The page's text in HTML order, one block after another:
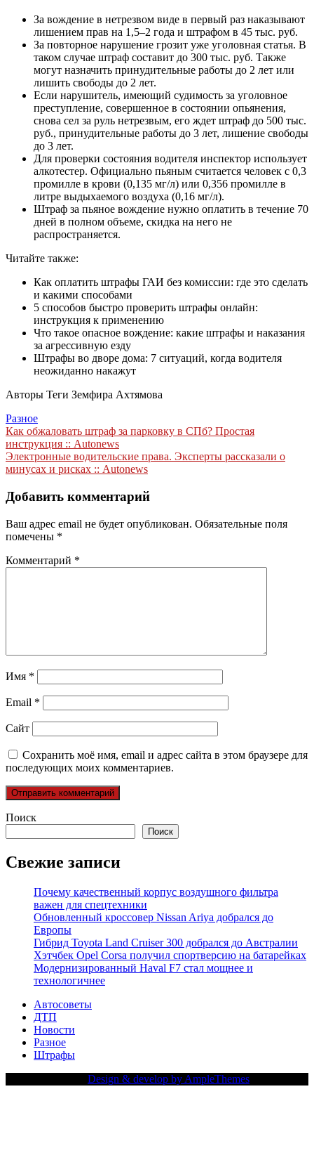
За вождение в нетрезвом виде в первый раз наказывают
лишением прав на 1,5–2 года и штрафом в 45 тыс. руб.
За повторное нарушение грозит уже уголовная статья. В
таком случае штраф составит до 300 тыс. руб. Также
могут назначить принудительные работы до 2 лет или
лишить свободы до 2 лет.
Если нарушитель, имеющий судимость за уголовное
преступление, совершенное в состоянии опьянения,
снова сел за руль нетрезвым, его ждет штраф до 500 тыс.
руб., принудительные работы до 3 лет, лишение свободы
до 3 лет.
Для проверки состояния водителя инспектор использует
алкотестер. Официально пьяным считается человек с 0,3
промилле в крови (0,135 мг/л) или 0,356 промилле в
литре выдыхаемого воздуха (0,16 мг/л).
Штраф за пьяное вождение нужно оплатить в течение 70
дней в полном объеме, скидка на него не
распространяется.
Читайте также:
Как оплатить штрафы ГАИ без комиссии: где это сделать
и какими способами
5 способов быстро проверить штрафы онлайн:
инструкция к применению
Что такое опасное вождение: какие штрафы и наказания
за агрессивную езду
Штрафы во дворе дома: 7 ситуаций, когда водителя
неожиданно накажут
Авторы Теги Земфира Ахтямова
Разное
Навигация
по
записям
Как обжаловать штраф за парковку в СПб? Простая
инструкция :: Autonews
Электронные водительские права. Эксперты рассказали о
минусах и рисках :: Autonews
Добавить комментарий
Ваш адрес email не будет опубликован. Обязательные поля
помечены *
Комментарий *
Имя *
Email *
Сайт
Сохранить моё имя, email и адрес сайта в этом браузере для
последующих моих комментариев.
Поиск
Поиск
Свежие записи
Почему качественный корпус воздушного фильтра
важен для спецтехники
Обновленный кроссовер Nissan Ariya добрался до
Европы
Гибрид Toyota Land Cruiser 300 добрался до Австралии
Хэтчбек Opel Corsa получил спортверсию на батарейках
Модернизированный Haval F7 стал мощнее и
технологичнее
Автосоветы
ДТП
Новости
Разное
Штрафы
Design & develop by AmpleThemes